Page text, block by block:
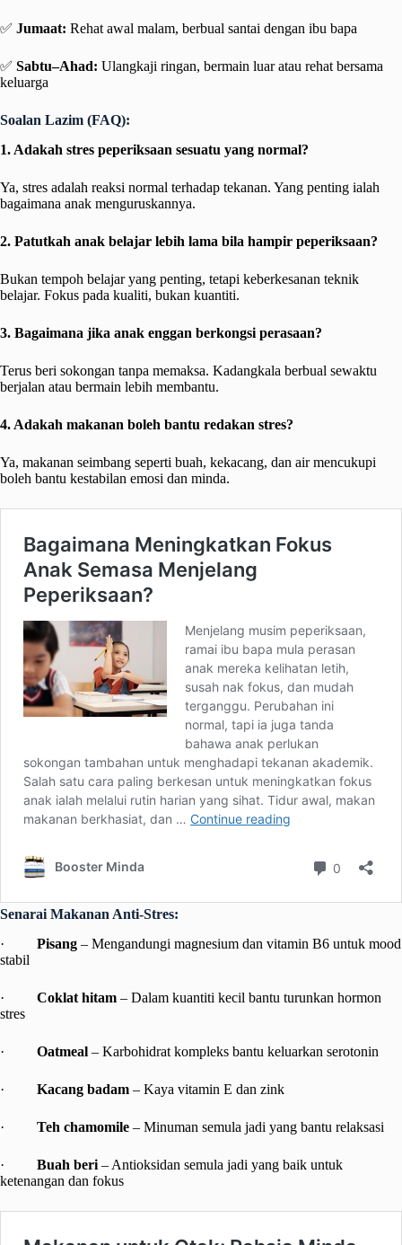
✅ Jumaat: Rehat awal malam, berbual santai dengan ibu bapa
✅ Sabtu–Ahad: Ulangkaji ringan, bermain luar atau rehat bersama
keluarga
Soalan Lazim (FAQ):
1. Adakah stres peperiksaan sesuatu yang normal?
Ya, stres adalah reaksi normal terhadap tekanan. Yang penting ialah
bagaimana anak menguruskannya.
2. Patutkah anak belajar lebih lama bila hampir peperiksaan?
Bukan tempoh belajar yang penting, tetapi keberkesanan teknik
belajar. Fokus pada kualiti, bukan kuantiti.
3. Bagaimana jika anak enggan berkongsi perasaan?
Terus beri sokongan tanpa memaksa. Kadangkala berbual sewaktu
berjalan atau bermain lebih membantu.
4. Adakah makanan boleh bantu redakan stres?
Ya, makanan seimbang seperti buah, kekacang, dan air mencukupi
boleh bantu kestabilan emosi dan minda.
Senarai Makanan Anti-Stres:
· Pisang – Mengandungi magnesium dan vitamin B6 untuk mood
stabil
· Coklat hitam – Dalam kuantiti kecil bantu turunkan hormon
stres
· Oatmeal – Karbohidrat kompleks bantu keluarkan serotonin
· Kacang badam – Kaya vitamin E dan zink
· Teh chamomile – Minuman semula jadi yang bantu relaksasi
· Buah beri – Antioksidan semula jadi yang baik untuk
ketenangan dan fokus